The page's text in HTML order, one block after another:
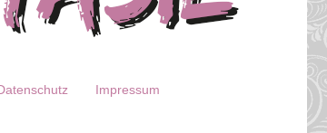
Impressum